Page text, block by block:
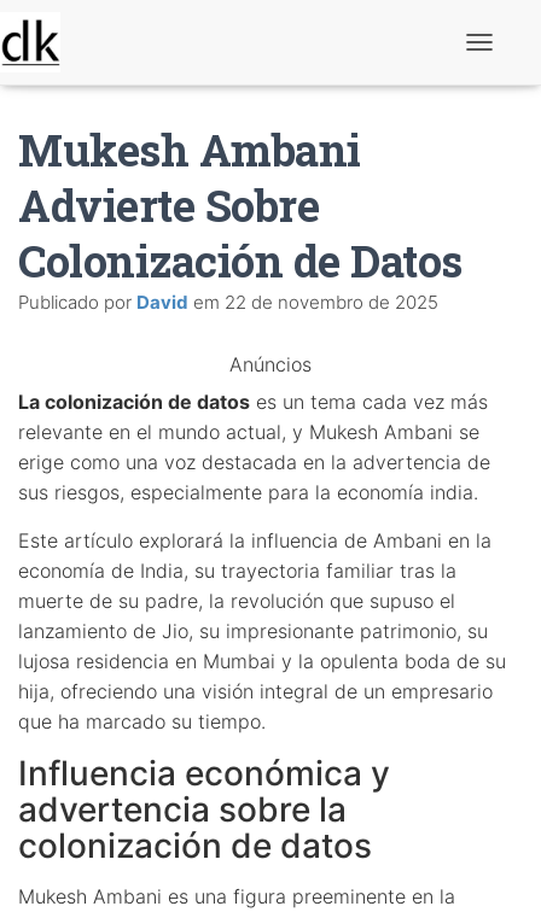
Mukesh Ambani
Advierte Sobre
Colonización de Datos
Publicado por David em 22 de novembro de 2025
Anúncios
La colonización de datos es un tema cada vez más
relevante en el mundo actual, y Mukesh Ambani se
erige como una voz destacada en la advertencia de
sus riesgos, especialmente para la economía india.
Este artículo explorará la influencia de Ambani en la
economía de India, su trayectoria familiar tras la
muerte de su padre, la revolución que supuso el
lanzamiento de Jio, su impresionante patrimonio, su
lujosa residencia en Mumbai y la opulenta boda de su
hija, ofreciendo una visión integral de un empresario
que ha marcado su tiempo.
Influencia económica y
advertencia sobre la
colonización de datos
Mukesh Ambani es una figura preeminente en la